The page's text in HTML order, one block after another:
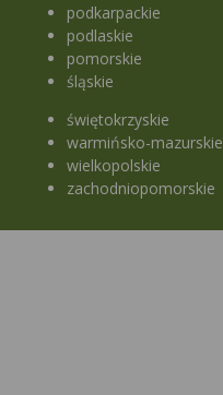
podkarpackie
podlaskie
pomorskie
śląskie
świętokrzyskie
warmińsko-mazurskie
wielkopolskie
zachodniopomorskie